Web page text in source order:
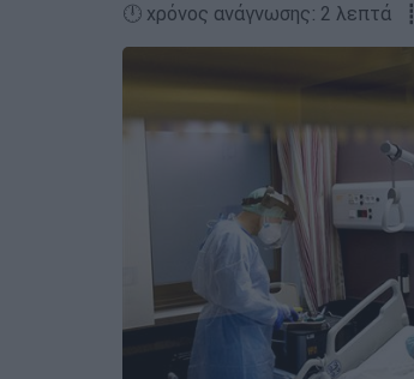
🕛 χρόνος ανάγνωσης: 2 λεπτά ┋